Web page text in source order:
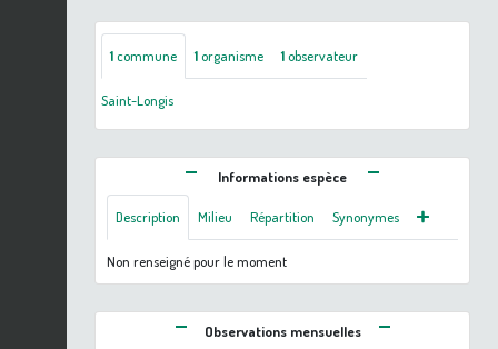
1commune 1organisme 1observateur
Saint-Longis
Informations espèce
Description Milieu Répartition Synonymes
Non renseigné pour le moment
Observations mensuelles